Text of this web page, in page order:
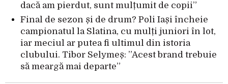
dacă am pierdut, sunt mulțumit de copii”
Final de sezon și de drum? Poli Iași încheie
campionatul la Slatina, cu mulți juniori în lot,
iar meciul ar putea fi ultimul din istoria
clubului. Tibor Selymeș: ”Acest brand trebuie
să meargă mai departe”